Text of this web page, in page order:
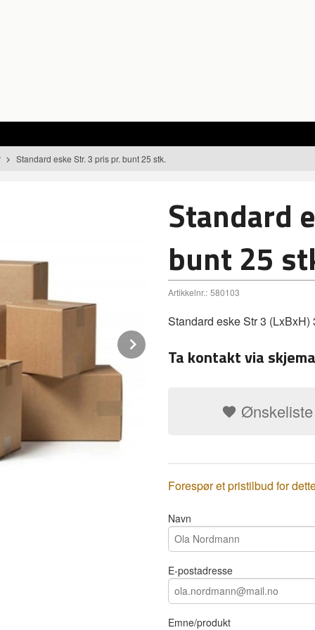
Standard eske Str. 3 pris pr. bunt 25 stk.
Pappeske Str. 3 pris pr. bunt
Standard
bunt 25
Artikkelnr.: 580103
Standard eske Str 3
Ta kontakt via
Ønskeliste
Forespør et pristilbud for
Navn
E-postadresse
Emne/produkt